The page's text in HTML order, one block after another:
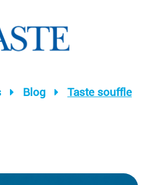
Blog
Taste souffle